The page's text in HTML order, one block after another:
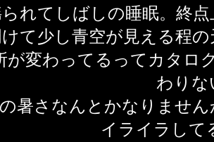
れてしばしの睡眠。終
て少し青空が見える程
が変わってるってカタロ
わりな
暑さなんとかなりませ
イライラして